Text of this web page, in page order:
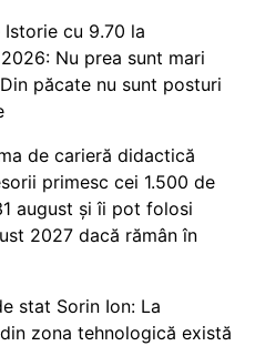
cu 9.70 la
Nu prea sunt mari
păcate nu sunt posturi
de carieră didactică
primesc cei 1.500 de
august și îi pot folosi
2027 dacă rămân în
stat Sorin Ion: La
zona tehnologică există